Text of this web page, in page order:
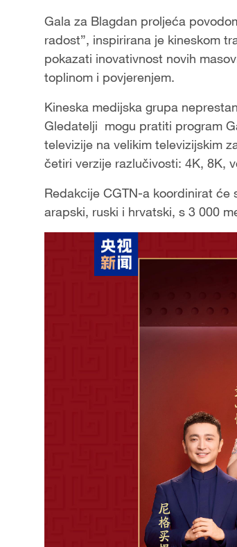
Gala za Blagdan proljeća
radost”, inspirirana je kineskom
pokazati inovativnost novih
toplinom i povjerenjem.
Kineska medijska grupa
Gledatelji mogu pratiti program
televizije na velikim televizijskim
četiri verzije razlučivosti: 4K, 8K,
Redakcije CGTN-a koordinirat će
arapski, ruski i hrvatski, s 3 000